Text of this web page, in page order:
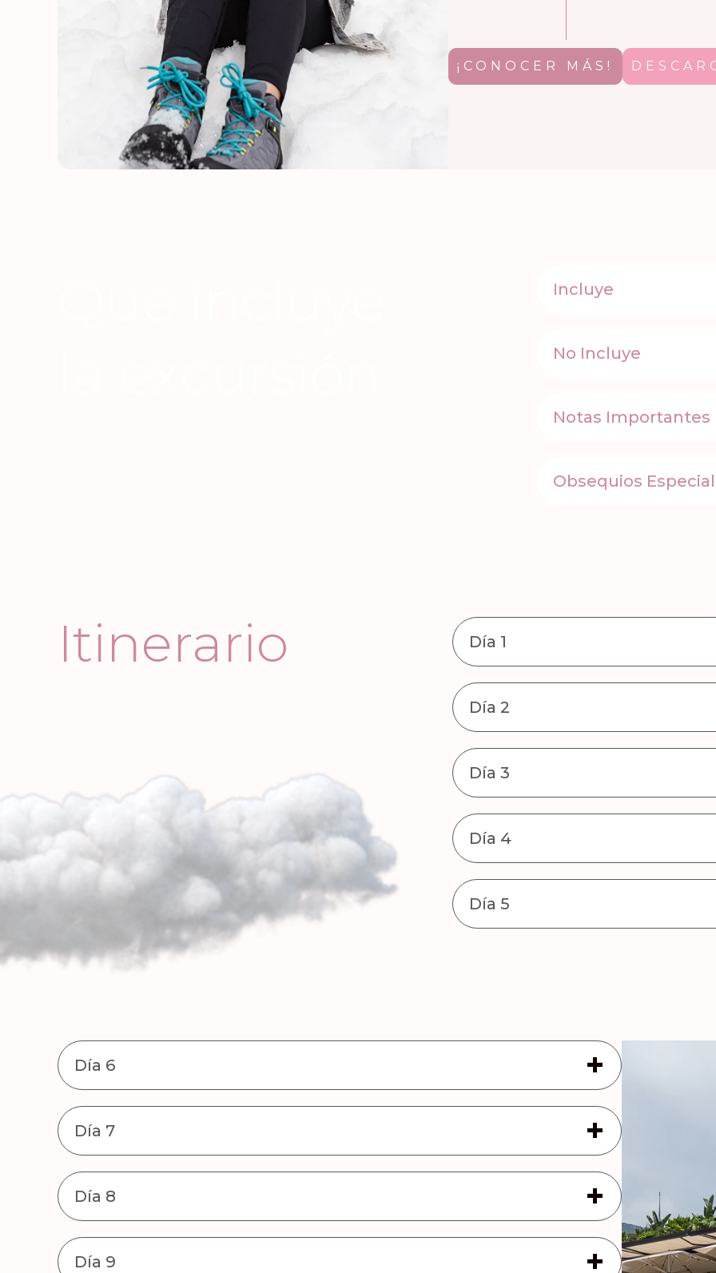
¡CONOCER MÁS!
Incluye
No Incluye
Notas Importantes
Obsequios
Itinerario Día 1
Día 2
Día 3
Día 4
Día 5
Día 6
Día 7
Día 8
Día 9